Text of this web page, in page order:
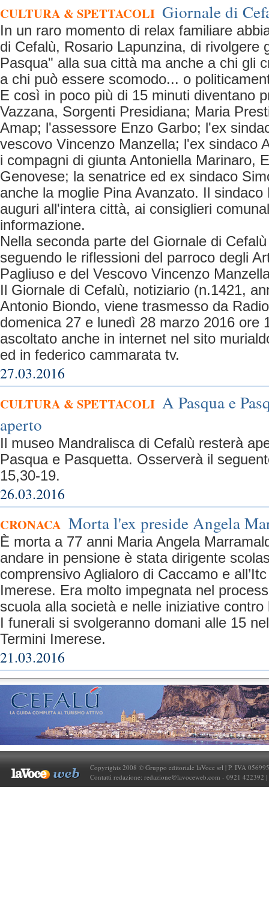
CULTURA & SPETTACOLI Giornale di
In un raro momento di relax familiare
di Cefalù, Rosario Lapunzina, di rivolgere
Pasqua" alla sua città ma anche a chi gli
a chi può essere scomodo... o
E così in poco più di 15 minuti diventano
Vazzana, Sorgenti Presidiana; Maria
Amap; l'assessore Enzo Garbo; l'ex
vescovo Vincenzo Manzella; l'ex sindaco
i compagni di giunta Antoniella Marinaro,
Genovese; la senatrice ed ex sindaco
anche la moglie Pina Avanzato. Il sindaco
auguri all'intera città, ai consiglieri
informazione.
Nella seconda parte del Giornale di
seguendo le riflessioni del parroco degli
Pagliuso e del Vescovo Vincenzo
Il Giornale di Cefalù, notiziario (n.1421,
Antonio Biondo, viene trasmesso da
domenica 27 e lunedì 28 marzo 2016 ore
ascoltato anche in internet nel sito
ed in federico cammarata tv.
27.03.2016
CULTURA & SPETTACOLI A Pasqua e
aperto
Il museo Mandralisca di Cefalù resterà
Pasqua e Pasquetta. Osserverà il
15,30-19.
26.03.2016
CRONACA Morta l'ex preside Angela
È morta a 77 anni Maria Angela
andare in pensione è stata dirigente
comprensivo Aglialoro di Caccamo e
Imerese. Era molto impegnata nel
scuola alla società e nelle iniziative contro
I funerali si svolgeranno domani alle 15
Termini Imerese.
21.03.2016
Copyrights 2008 © Gruppo editoriale laVoce srl | P. IVA
Contatti redazione: redazione@lavoceweb.com - 0921 422392 |